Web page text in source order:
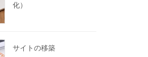
化）
サイトの移築